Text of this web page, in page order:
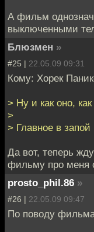
А фильм
выключенными
Блюзмен »
#25 | 22.05.09 09:31
Кому: Хорек
> Ну и как оно,
>
> Главное в запой
Да вот, теперь
фильму про меня
prosto_phil.86 »
#26 | 22.05.09 09:47
По поводу